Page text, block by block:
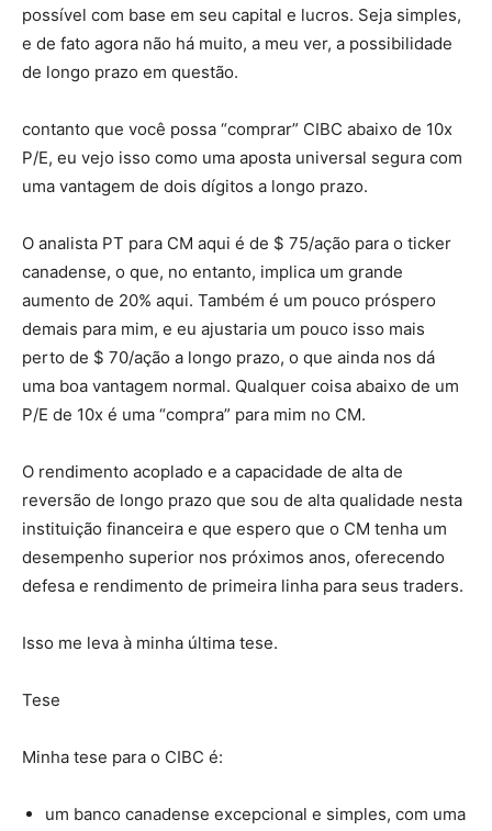
possível com base em seu capital e lucros. Seja simples,
e de fato agora não há muito, a meu ver, a possibilidade
de longo prazo em questão.
contanto que você possa “comprar” CIBC abaixo de 10x
P/E, eu vejo isso como uma aposta universal segura com
uma vantagem de dois dígitos a longo prazo.
O analista PT para CM aqui é de $ 75/ação para o ticker
canadense, o que, no entanto, implica um grande
aumento de 20% aqui. Também é um pouco próspero
demais para mim, e eu ajustaria um pouco isso mais
perto de $ 70/ação a longo prazo, o que ainda nos dá
uma boa vantagem normal. Qualquer coisa abaixo de um
P/E de 10x é uma “compra” para mim no CM.
O rendimento acoplado e a capacidade de alta de
reversão de longo prazo que sou de alta qualidade nesta
instituição financeira e que espero que o CM tenha um
desempenho superior nos próximos anos, oferecendo
defesa e rendimento de primeira linha para seus traders.
Isso me leva à minha última tese.
Tese
Minha tese para o CIBC é:
um banco canadense excepcional e simples, com uma